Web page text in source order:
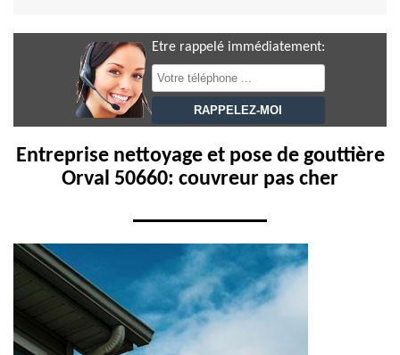
Etre rappelé immédiatement:
Entreprise nettoyage et pose de gouttière
Orval 50660: couvreur pas cher